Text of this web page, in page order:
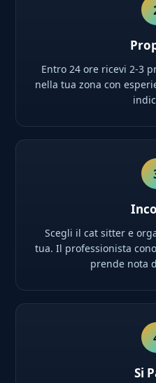
Entro 24 ore ricevi 2-3
nella tua zona con
Scegli il cat sitter e
tua. Il professionista
prende nota
Si